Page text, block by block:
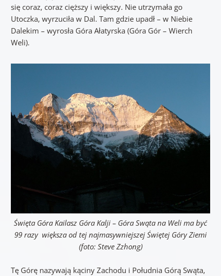
się coraz, coraz cięższy i większy. Nie utrzymała go
Utoczka, wyrzuciła w Dal. Tam gdzie upadł – w Niebie
Dalekim – wyrosła Góra Ałatyrska (Góra Gór – Wierch
Weli).
Święta Góra Kailasz Góra Kalji – Góra Swąta na Weli ma być
99 razy większa od tej najmasywniejszej Świętej Góry Ziemi
(foto: Steve Zzhong)
Tę Górę nazywają kąciny Zachodu i Południa Górą Swąta,